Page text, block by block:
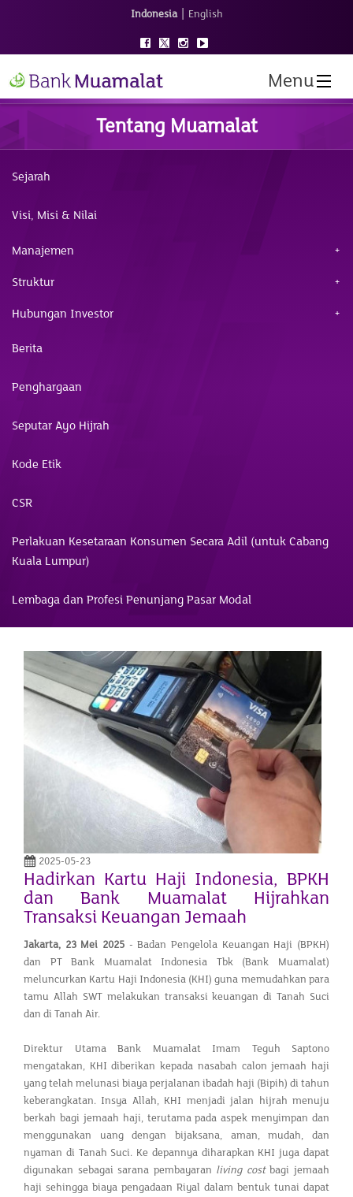
Indonesia | English
Menu
Tentang Muamalat
Sejarah
Visi, Misi & Nilai
Manajemen
Struktur
Hubungan Investor
Berita
Penghargaan
Seputar Ayo Hijrah
Kode Etik
CSR
Perlakuan Kesetaraan Konsumen Secara Adil (untuk Cabang
Kuala Lumpur)
Lembaga dan Profesi Penunjang Pasar Modal
2025-05-23
Hadirkan Kartu Haji Indonesia, BPKH
dan Bank Muamalat Hijrahkan
Transaksi Keuangan Jemaah
Jakarta, 23 Mei 2025 - Badan Pengelola Keuangan Haji (BPKH)
dan PT Bank Muamalat Indonesia Tbk (Bank Muamalat)
meluncurkan Kartu Haji Indonesia (KHI) guna memudahkan para
tamu Allah SWT melakukan transaksi keuangan di Tanah Suci
dan di Tanah Air.
Direktur Utama Bank Muamalat Imam Teguh Saptono
mengatakan, KHI diberikan kepada nasabah calon jemaah haji
yang telah melunasi biaya perjalanan ibadah haji (Bipih) di tahun
keberangkatan. Insya Allah, KHI menjadi jalan hijrah menuju
berkah bagi jemaah haji, terutama pada aspek menyimpan dan
menggunakan uang dengan bijaksana, aman, mudah, dan
nyaman di Tanah Suci. Ke depannya diharapkan KHI juga dapat
digunakan sebagai sarana pembayaran living costbagi jemaah
haji sehingga biaya pengadaan Riyal dalam bentuk tunai dapat